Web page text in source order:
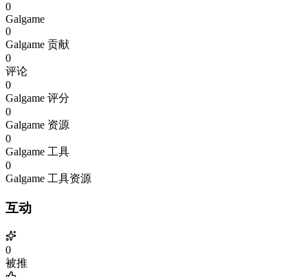
0
Galgame
0
Galgame 贡献
0
评论
0
Galgame 评分
0
Galgame 资源
0
Galgame 工具
0
Galgame 工具资源
互动
0
被推